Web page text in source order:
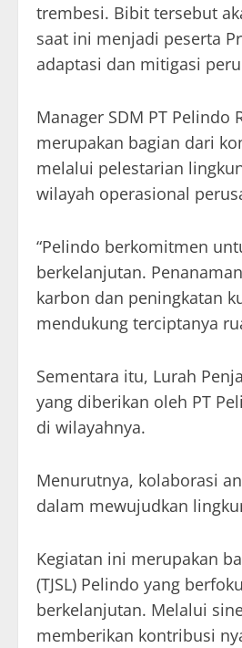
trembesi. Bibit tersebut
saat ini menjadi peserta
adaptasi dan mitigasi
Manager SDM PT Pelindo
merupakan bagian dari
melalui pelestarian
wilayah operasional
“Pelindo berkomitmen
berkelanjutan.
karbon dan peningkatan
mendukung terciptanya
Sementara itu, Lurah
yang diberikan oleh PT
di wilayahnya.
Menurutnya, kolaborasi
dalam mewujudkan
Kegiatan ini merupakan
(TJSL) Pelindo yang
berkelanjutan. Melalui
memberikan kontribusi